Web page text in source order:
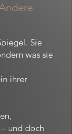
Sie
was sie
ihrer
und doch